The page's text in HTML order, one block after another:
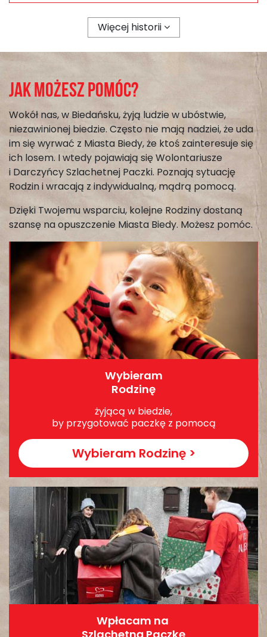
Więcej historii
Jak możesz pomóc?
Wokół nas, w Biedańsku, żyją ludzie w ubóstwie,
niezawinionej biedzie. Często nie mają nadziei, że uda
im się wyrwać z Miasta Biedy, że ktoś zainteresuje się
ich losem. I wtedy pojawiają się Wolontariusze
i Darczyńcy Szlachetnej Paczki. Poznają sytuację
Rodzin i wracają z indywidualną, mądrą pomocą.
Dzięki Twojemu wsparciu, kolejne Rodziny dostaną
szansę na opuszczenie Miasta Biedy. Możesz pomóc.
Wybieram
Rodzinę
żyjącą w biedzie,
by przygotować paczkę z pomocą
Wybieram Rodzinę >
Wpłacam na